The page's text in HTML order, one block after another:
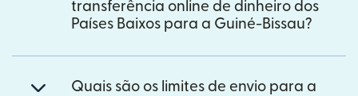
transferência online de dinheiro dos
Países Baixos para a Guiné-Bissau?
Quais são os limites de envio para a